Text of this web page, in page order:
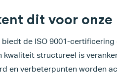
dit voor onze
de ISO 9001-
kwaliteit structureel is
en verbeterpunten worden